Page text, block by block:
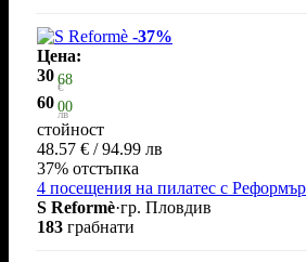
-37%
Цена:
30 68
€
60 00
лв
стойност
48.57 € / 94.99 лв
37% отстъпка
4 посещения на пилатес с Реформър
S Reformè·гр. Пловдив
183 грабнати